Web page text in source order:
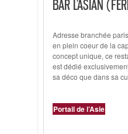
BAR L’ASIAN
Adresse branchée
en plein coeur de la
concept unique, ce
est dédié
sa déco que dans sa
Portail de l’Asie